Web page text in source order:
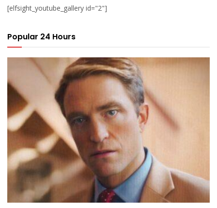
[elfsight_youtube_gallery id="2"]
Popular 24 Hours